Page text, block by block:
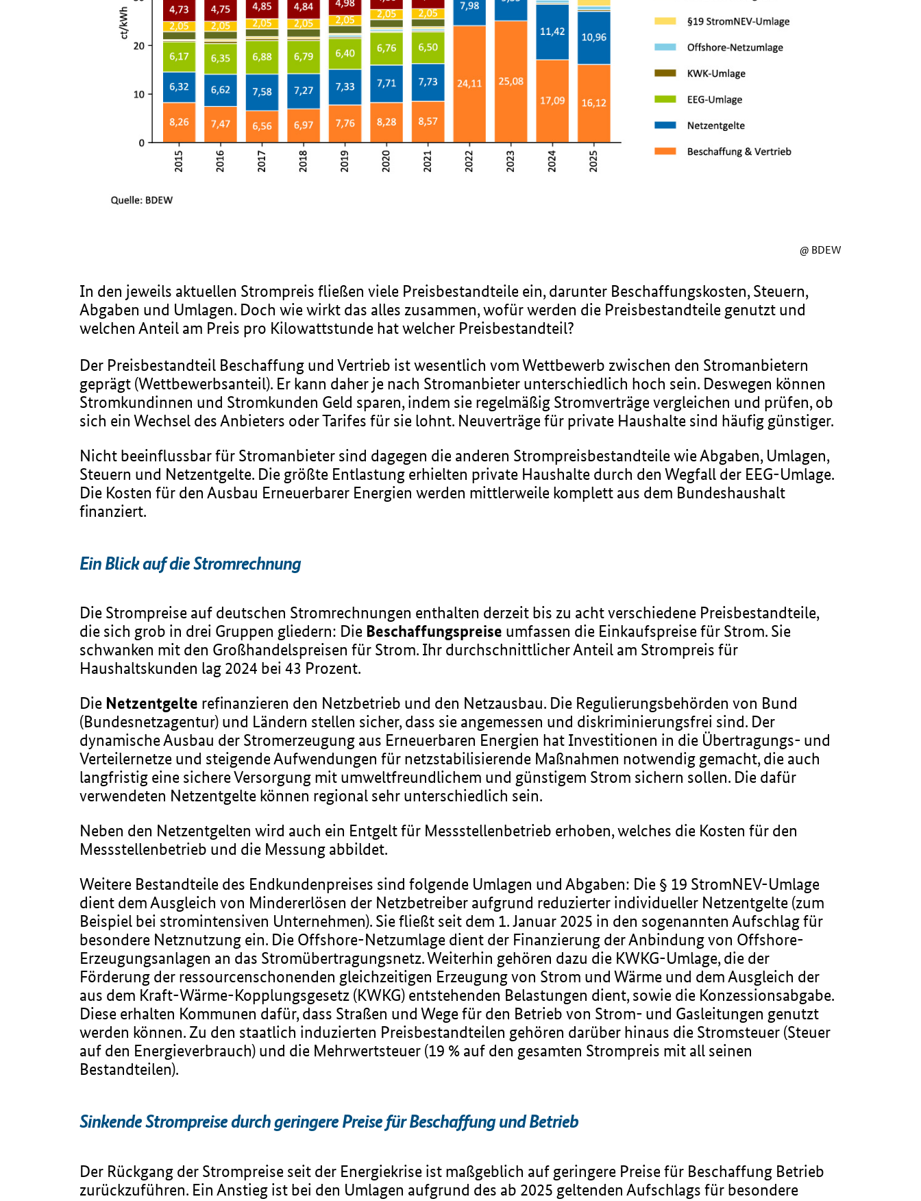
@ BDEW
In den jeweils aktuellen Strompreis fließen viele Preisbestandteile ein, darunter Beschaffungskosten, Steuern,
Abgaben und Umlagen. Doch wie wirkt das alles zusammen, wofür werden die Preisbestandteile genutzt und
welchen Anteil am Preis pro Kilowattstunde hat welcher Preisbestandteil?
Der Preisbestandteil Beschaffung und Vertrieb ist wesentlich vom Wettbewerb zwischen den Stromanbietern
geprägt (Wettbewerbsanteil). Er kann daher je nach Stromanbieter unterschiedlich hoch sein. Deswegen können
Stromkundinnen und Stromkunden Geld sparen, indem sie regelmäßig Stromverträge vergleichen und prüfen, ob
sich ein Wechsel des Anbieters oder Tarifes für sie lohnt. Neuverträge für private Haushalte sind häufig günstiger.
Nicht beeinflussbar für Stromanbieter sind dagegen die anderen Strompreisbestandteile wie Abgaben, Umlagen,
Steuern und Netzentgelte. Die größte Entlastung erhielten private Haushalte durch den Wegfall der EEG-Umlage.
Die Kosten für den Ausbau Erneuerbarer Energien werden mittlerweile komplett aus dem Bundeshaushalt
finanziert.
Ein Blick auf die Stromrechnung
Die Strompreise auf deutschen Stromrechnungen enthalten derzeit bis zu acht verschiedene Preisbestandteile,
die sich grob in drei Gruppen gliedern: Die Beschaffungspreise umfassen die Einkaufspreise für Strom. Sie
schwanken mit den Großhandelspreisen für Strom. Ihr durchschnittlicher Anteil am Strompreis für
Haushaltskunden lag 2024 bei 43 Prozent.
Die Netzentgelte refinanzieren den Netzbetrieb und den Netzausbau. Die Regulierungsbehörden von Bund
(Bundesnetzagentur) und Ländern stellen sicher, dass sie angemessen und diskriminierungsfrei sind. Der
dynamische Ausbau der Stromerzeugung aus Erneuerbaren Energien hat Investitionen in die Übertragungs- und
Verteilernetze und steigende Aufwendungen für netzstabilisierende Maßnahmen notwendig gemacht, die auch
langfristig eine sichere Versorgung mit umweltfreundlichem und günstigem Strom sichern sollen. Die dafür
verwendeten Netzentgelte können regional sehr unterschiedlich sein.
Neben den Netzentgelten wird auch ein Entgelt für Messstellenbetrieb erhoben, welches die Kosten für den
Messstellenbetrieb und die Messung abbildet.
Weitere Bestandteile des Endkundenpreises sind folgende Umlagen und Abgaben: Die § 19 StromNEV-Umlage
dient dem Ausgleich von Mindererlösen der Netzbetreiber aufgrund reduzierter individueller Netzentgelte (zum
Beispiel bei stromintensiven Unternehmen). Sie fließt seit dem 1. Januar 2025 in den sogenannten Aufschlag für
besondere Netznutzung ein. Die Offshore-Netzumlage dient der Finanzierung der Anbindung von Offshore-
Erzeugungsanlagen an das Stromübertragungsnetz. Weiterhin gehören dazu die KWKG-Umlage, die der
Förderung der ressourcenschonenden gleichzeitigen Erzeugung von Strom und Wärme und dem Ausgleich der
aus dem Kraft-Wärme-Kopplungsgesetz (KWKG) entstehenden Belastungen dient, sowie die Konzessionsabgabe.
Diese erhalten Kommunen dafür, dass Straßen und Wege für den Betrieb von Strom- und Gasleitungen genutzt
werden können. Zu den staatlich induzierten Preisbestandteilen gehören darüber hinaus die Stromsteuer (Steuer
auf den Energieverbrauch) und die Mehrwertsteuer (19 % auf den gesamten Strompreis mit all seinen
Bestandteilen).
Sinkende Strompreise durch geringere Preise für Beschaffung und Betrieb
Der Rückgang der Strompreise seit der Energiekrise ist maßgeblich auf geringere Preise für Beschaffung Betrieb
zurückzuführen. Ein Anstieg ist bei den Umlagen aufgrund des ab 2025 geltenden Aufschlags für besondere